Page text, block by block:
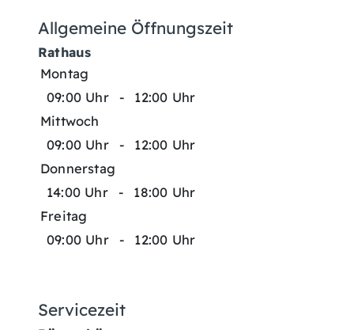
Allgemeine Öffnungszeit
Rathaus
Montag
09:00 Uhr
-
12:00 Uhr
Mittwoch
09:00 Uhr
-
12:00 Uhr
Donnerstag
14:00 Uhr
-
18:00 Uhr
Freitag
09:00 Uhr
- 12:00 Uhr
Servicezeit